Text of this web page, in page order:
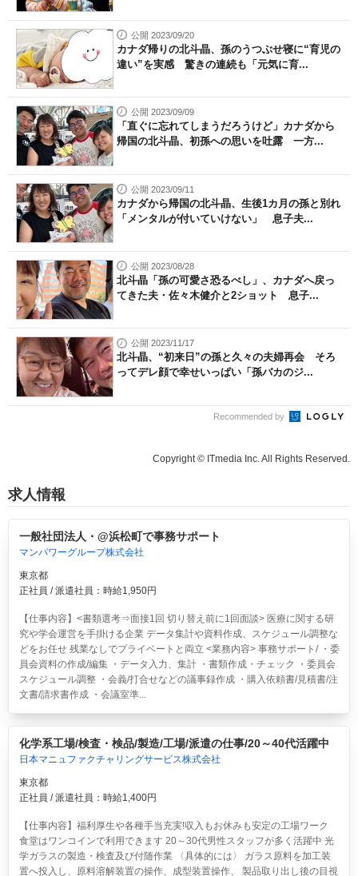
公開 2023/09/20
カナダ帰りの北斗晶、孫のうつぶせ寝に“育児の
違い”を実感 驚きの連続も「元気に育...
公開 2023/09/09
「直ぐに忘れてしまうだろうけど」カナダから
帰国の北斗晶、初孫への思いを吐露 一方...
公開 2023/09/11
カナダから帰国の北斗晶、生後1カ月の孫と別れ
「メンタルが付いていけない」 息子夫...
公開 2023/08/28
北斗晶「孫の可愛さ恐るべし」、カナダへ戻っ
てきた夫・佐々木健介と2ショット 息子...
公開 2023/11/17
北斗晶、“初来日”の孫と久々の夫婦再会 そろ
ってデレ顔で幸せいっぱい「孫バカのジ...
Recommended by
Copyright © ITmedia Inc. All Rights Reserved.
求人情報
一般社団法人・@浜松町で事務サポート
マンパワーグループ株式会社
東京都
正社員 / 派遣社員：時給1,950円
【仕事内容】<書類選考⇒面接1回 切り替え前に1回面談> 医療に関する研
究や学会運営を手掛ける企業 データ集計や資料作成、スケジュール調整な
どをお任せ 残業なしでプライベートと両立 <業務内容> 事務サポート/ ・委
員会資料の作成/編集 ・データ入力、集計 ・書類作成・チェック ・委員会
スケジュール調整 ・会義/打合せなどの議事録作成 ・購入依頼書/見積書/注
文書/請求書作成 ・会議室準...
化学系工場/検査・検品/製造/工場/派遣の仕事/20～40代活躍中
日本マニュファクチャリングサービス株式会社
東京都
正社員 / 派遣社員：時給1,400円
【仕事内容】福利厚生や各種手当充実!収入もお休みも安定の工場ワーク
食堂はワンコインで利用できます 20～30代男性スタッフが多く活躍中 光
学ガラスの製造・検査及び付随作業 〈具体的には〉 ガラス原料を加工装
置へ投入し、原料溶解装置の操作、成型装置操作、 製品取り出し後の目視